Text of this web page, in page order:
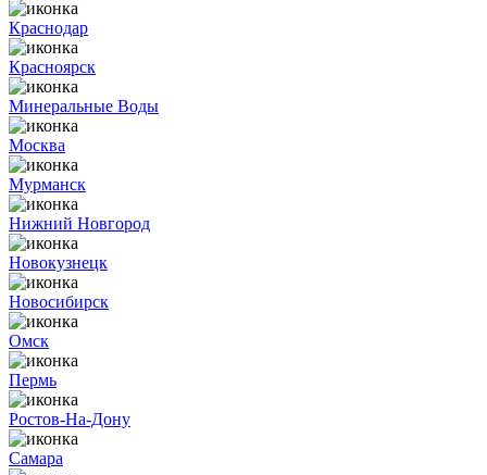
Краснодар
Красноярск
Минеральные Воды
Москва
Мурманск
Нижний Новгород
Новокузнецк
Новосибирск
Омск
Пермь
Ростов-На-Дону
Самара